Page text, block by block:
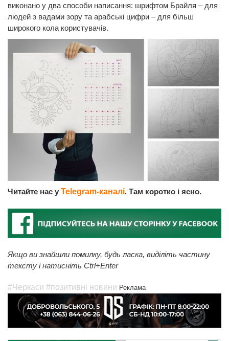
виконано у два способи написання: шрифтом Брайля – для
людей з вадами зору та арабські цифри – для більш
широкого кола користувачів.
Читайте нас у Telegram-каналі. Там коротко і ясно.
Якщо ви знайшли помилку, будь ласка, виділіть частину
тексту і натисніть Ctrl+Enter
#Черкаси #позитивні новини Реклама